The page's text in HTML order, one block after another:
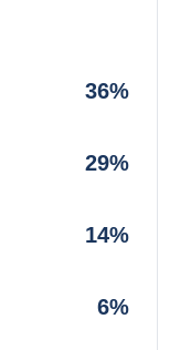
36%
29%
14%
6%